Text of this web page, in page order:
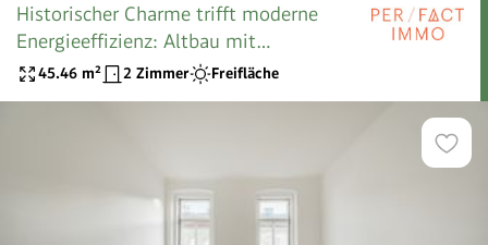
Historischer Charme trifft moderne
Energieeffizienz: Altbau mit
Wärmepumpe und PV!
45.46 m² 2 Zimmer Freifläche